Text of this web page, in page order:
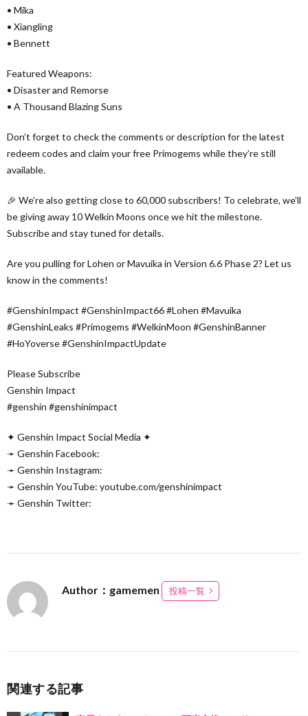
• Mika
• Xiangling
• Bennett
Featured Weapons:
• Disaster and Remorse
• A Thousand Blazing Suns
Don’t forget to check the comments or description for the latest
redeem codes and claim your free Primogems while they’re still
available.
🎉 We’re also getting close to 60,000 subscribers! To celebrate, we’ll
be giving away 10 Welkin Moons once we hit the milestone.
Subscribe and stay tuned for details.
Are you pulling for Lohen or Mavuika in Version 6.6 Phase 2? Let us
know in the comments!
#GenshinImpact #GenshinImpact66 #Lohen #Mavuika
#GenshinLeaks #Primogems #WelkinMoon #GenshinBanner
#HoYoverse #GenshinImpactUpdate
Please Subscribe
Genshin Impact
#genshin #genshinimpact
✦ Genshin Impact Social Media ✦
➛ Genshin Facebook:
➛ Genshin Instagram:
➛ Genshin YouTube: youtube.com/genshinimpact
➛ Genshin Twitter:
Author：gamemen 投稿一覧
関連する記事